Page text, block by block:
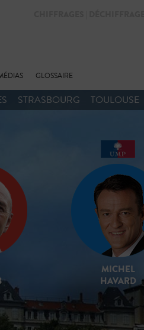
GLOSSAIRE
STRASBOURG TOULOUSE
PROGRAMME
MICHEL
HAVARD